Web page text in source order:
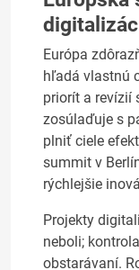
Európa
hľadá vlastnú
priorít a revízií
zosúlaďuje s
plniť ciele
summit v
rýchlejšie
Projekty
neboli;
obstarávaní.